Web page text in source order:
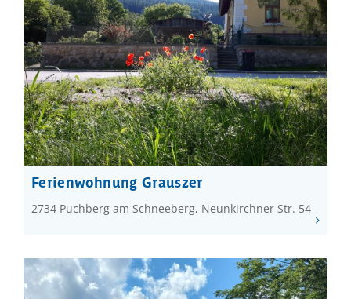
Ferienwohnung Grauszer
2734 Puchberg am Schneeberg, Neunkirchner Str. 54